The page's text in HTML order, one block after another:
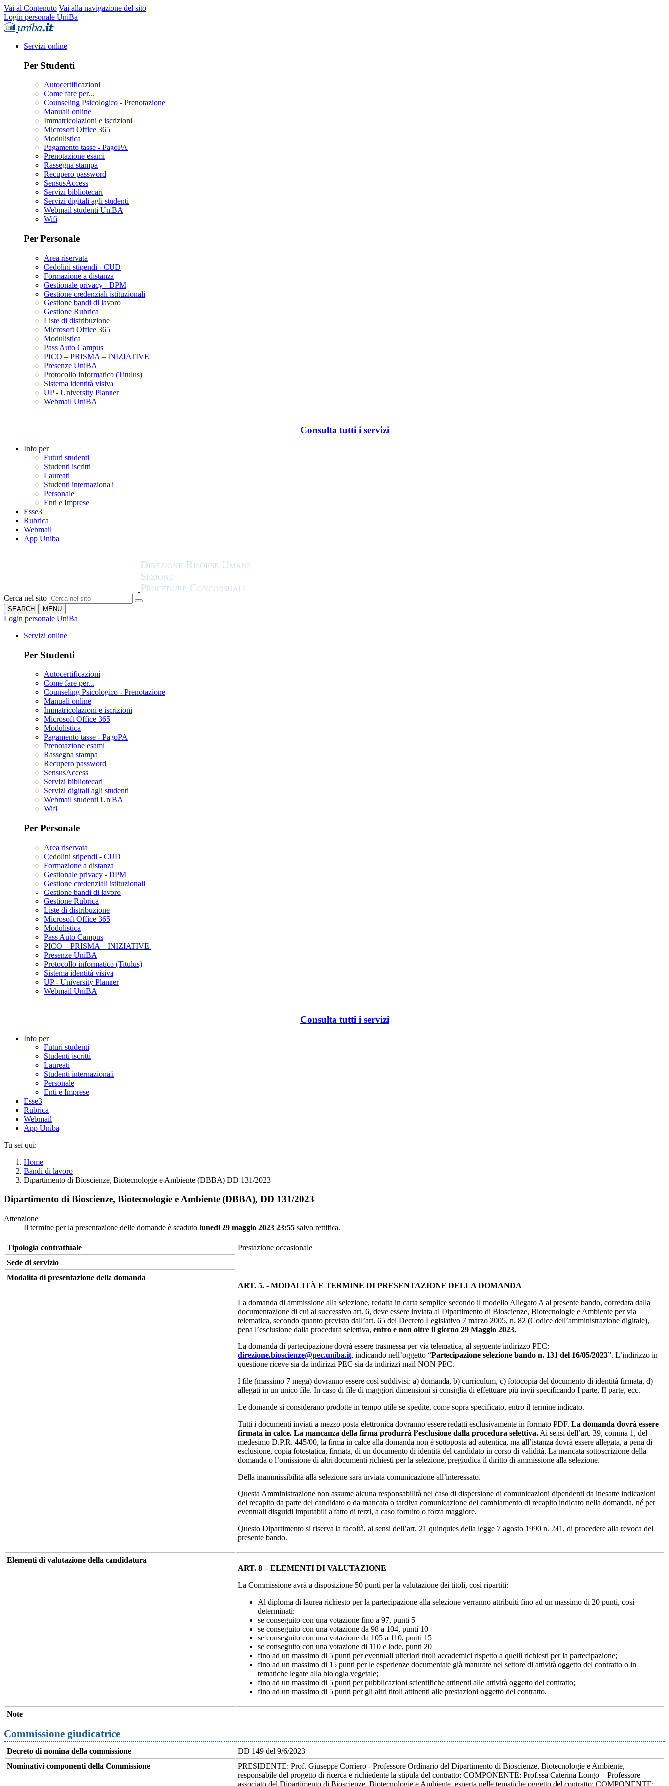
Vai al Contenuto Vai alla navigazione del sito
Login personale UniBa
Servizi online
Per Studenti
Autocertificazioni
Come fare per...
Counseling Psicologico - Prenotazione
Manuali online
Immatricolazioni e iscrizioni
Microsoft Office 365
Modulistica
Pagamento tasse - PagoPA
Prenotazione esami
Rassegna stampa
Recupero password
SensusAccess
Servizi bibliotecari
Servizi digitali agli studenti
Webmail studenti UniBA
Wifi
Per Personale
Area riservata
Cedolini stipendi - CUD
Formazione a distanza
Gestionale privacy - DPM
Gestione credenziali istituzionali
Gestione bandi di lavoro
Gestione Rubrica
Liste di distribuzione
Microsoft Office 365
Modulistica
Pass Auto Campus
PICO – PRISMA – INIZIATIVE
Presenze UniBA
Protocollo informatico (Titulus)
Sistema identità visiva
UP - University Planner
Webmail UniBA
Consulta tutti i servizi
Info per
Futuri studenti
Studenti iscritti
Laureati
Studenti internazionali
Personale
Enti e Imprese
Esse3
Rubrica
Webmail
App Uniba
Cerca nel sito
SEARCH MENU
Login personale UniBa
Servizi online
Per Studenti
Autocertificazioni
Come fare per...
Counseling Psicologico - Prenotazione
Manuali online
Immatricolazioni e iscrizioni
Microsoft Office 365
Modulistica
Pagamento tasse - PagoPA
Prenotazione esami
Rassegna stampa
Recupero password
SensusAccess
Servizi bibliotecari
Servizi digitali agli studenti
Webmail studenti UniBA
Wifi
Per Personale
Area riservata
Cedolini stipendi - CUD
Formazione a distanza
Gestionale privacy - DPM
Gestione credenziali istituzionali
Gestione bandi di lavoro
Gestione Rubrica
Liste di distribuzione
Microsoft Office 365
Modulistica
Pass Auto Campus
PICO – PRISMA – INIZIATIVE
Presenze UniBA
Protocollo informatico (Titulus)
Sistema identità visiva
UP - University Planner
Webmail UniBA
Consulta tutti i servizi
Info per
Futuri studenti
Studenti iscritti
Laureati
Studenti internazionali
Personale
Enti e Imprese
Esse3
Rubrica
Webmail
App Uniba
Tu sei qui:
Home
Bandi di lavoro
Dipartimento di Bioscienze, Biotecnologie e Ambiente (DBBA) DD 131/2023
Dipartimento di Bioscienze, Biotecnologie e Ambiente (DBBA), DD 131/2023
Attenzione
Il termine per la presentazione delle domande è scaduto lunedì 29 maggio 2023 23:55 salvo rettifica.
Tipologia contrattuale
Prestazione occasionale
Sede di servizio
Modalita di presentazione della domanda
ART. 5. - MODALITÀ E TERMINE DI PRESENTAZIONE DELLA DOMANDA
La domanda di ammissione alla selezione, redatta in carta semplice secondo il modello Allegato A al presente bando, corredata dalla
documentazione di cui al successivo art. 6, deve essere inviata al Dipartimento di Bioscienze, Biotecnologie e Ambiente per via
telematica, secondo quanto previsto dall’art. 65 del Decreto Legislativo 7 marzo 2005, n. 82 (Codice dell’amministrazione digitale),
pena l’esclusione dalla procedura selettiva, entro e non oltre il giorno 29 Maggio 2023.
La domanda di partecipazione dovrà essere trasmessa per via telematica, al seguente indirizzo PEC:
direzione.bioscienze@pec.uniba.it, indicando nell’oggetto “Partecipazione selezione bando n. 131 del 16/05/2023”. L’indirizzo in
questione riceve sia da indirizzi PEC sia da indirizzi mail NON PEC.
I file (massimo 7 mega) dovranno essere così suddivisi: a) domanda, b) curriculum, c) fotocopia del documento di identità firmata, d)
allegati in un unico file. In caso di file di maggiori dimensioni si consiglia di effettuare più invii specificando I parte, II parte, ecc.
Le domande si considerano prodotte in tempo utile se spedite, come sopra specificato, entro il termine indicato.
Tutti i documenti inviati a mezzo posta elettronica dovranno essere redatti esclusivamente in formato PDF. La domanda dovrà essere
firmata in calce. La mancanza della firma produrrà l’esclusione dalla procedura selettiva. Ai sensi dell’art. 39, comma 1, del
medesimo D.P.R. 445/00, la firma in calce alla domanda non è sottoposta ad autentica, ma all’istanza dovrà essere allegata, a pena di
esclusione, copia fotostatica, firmata, di un documento di identità del candidato in corso di validità. La mancata sottoscrizione della
domanda o l’omissione di altri documenti richiesti per la selezione, pregiudica il diritto di ammissione alla selezione.
Della inammissibilità alla selezione sarà inviata comunicazione all’interessato.
Questa Amministrazione non assume alcuna responsabilità nel caso di dispersione di comunicazioni dipendenti da inesatte indicazioni
del recapito da parte del candidato o da mancata o tardiva comunicazione del cambiamento di recapito indicato nella domanda, né per
eventuali disguidi imputabili a fatto di terzi, a caso fortuito o forza maggiore.
Questo Dipartimento si riserva la facoltà, ai sensi dell’art. 21 quinquies della legge 7 agosto 1990 n. 241, di procedere alla revoca del
presente bando.
Elementi di valutazione della candidatura
ART. 8 – ELEMENTI DI VALUTAZIONE
La Commissione avrà a disposizione 50 punti per la valutazione dei titoli, così ripartiti:
Al diploma di laurea richiesto per la partecipazione alla selezione verranno attribuiti fino ad un massimo di 20 punti, così
determinati:
se conseguito con una votazione fino a 97, punti 5
se conseguito con una votazione da 98 a 104, punti 10
se conseguito con una votazione da 105 a 110, punti 15
se conseguito con una votazione di 110 e lode, punti 20
fino ad un massimo di 5 punti per eventuali ulteriori titoli accademici rispetto a quelli richiesti per la partecipazione;
fino ad un massimo di 15 punti per le esperienze documentate già maturate nel settore di attività oggetto del contratto o in
tematiche legate alla biologia vegetale;
fino ad un massimo di 5 punti per pubblicazioni scientifiche attinenti alle attività oggetto del contratto;
fino ad un massimo di 5 punti per gli altri titoli attinenti alle prestazioni oggetto del contratto.
Note
Commissione giudicatrice
Decreto di nomina della commissione
DD 149 del 9/6/2023
Nominativi componenti della Commissione
PRESIDENTE: Prof. Giuseppe Corriero - Professore Ordinario del Dipartimento di Bioscienze, Biotecnologie e Ambiente,
responsabile del progetto di ricerca e richiedente la stipula del contratto; COMPONENTE: Prof.ssa Caterina Longo – Professore
associato del Dipartimento di Bioscienze, Biotecnologie e Ambiente, esperta nelle tematiche oggetto del contratto; COMPONENTE: